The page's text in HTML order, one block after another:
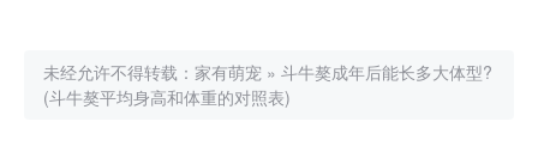
未经允许不得转载： 家有萌宠 » 斗牛獒成年后能长多大体型?
(斗牛獒平均身高和体重的对照表)